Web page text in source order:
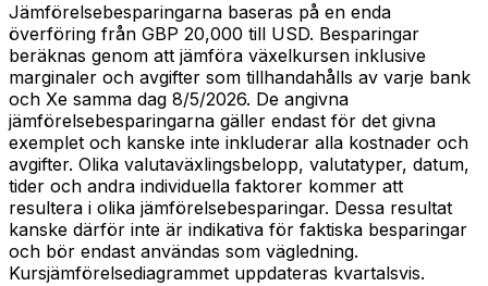
Jämförelsebesparingarna baseras på en enda
överföring från GBP 20,000 till USD. Besparingar
beräknas genom att jämföra växelkursen inklusive
marginaler och avgifter som tillhandahålls av varje bank
och Xe samma dag 8/5/2026. De angivna
jämförelsebesparingarna gäller endast för det givna
exemplet och kanske inte inkluderar alla kostnader och
avgifter. Olika valutaväxlingsbelopp, valutatyper, datum,
tider och andra individuella faktorer kommer att
resultera i olika jämförelsebesparingar. Dessa resultat
kanske därför inte är indikativa för faktiska besparingar
och bör endast användas som vägledning.
Kursjämförelsediagrammet uppdateras kvartalsvis.